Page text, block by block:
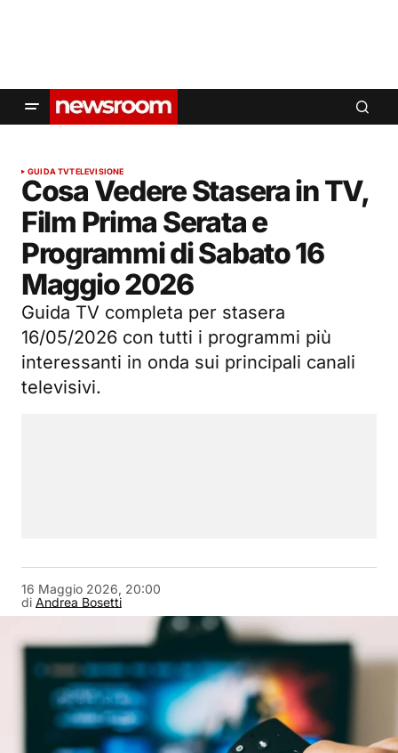
GUIDA TVTELEVISIONE
Cosa Vedere Stasera in TV,
Film Prima Serata e
Programmi di Sabato 16
Maggio 2026
Guida TV completa per stasera
16/05/2026 con tutti i programmi più
interessanti in onda sui principali canali
televisivi.
di Andrea Bosetti
16 Maggio 2026, 20:00